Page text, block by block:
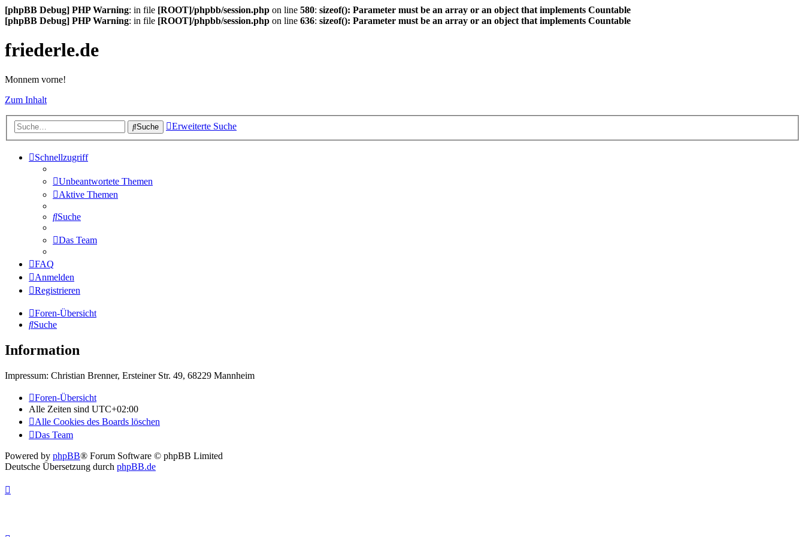
[phpBB Debug] PHP Warning: in file [ROOT]/phpbb/session.php on line 580: sizeof(): Parameter must be an array or an object that implements Countable
[phpBB Debug] PHP Warning: in file [ROOT]/phpbb/session.php on line 636: sizeof(): Parameter must be an array or an object that implements Countable
friederle.de
Monnem vorne!
Zum Inhalt
Suche Erweiterte Suche
Schnellzugriff
Unbeantwortete Themen
Aktive Themen
Suche
Das Team
FAQ
Anmelden
Registrieren
Foren-Übersicht
Suche
Information
Impressum: Christian Brenner, Ersteiner Str. 49, 68229 Mannheim
Foren-Übersicht
Alle Zeiten sind UTC+02:00
Alle Cookies des Boards löschen
Das Team
Powered by phpBB® Forum Software © phpBB Limited
Deutsche Übersetzung durch phpBB.de